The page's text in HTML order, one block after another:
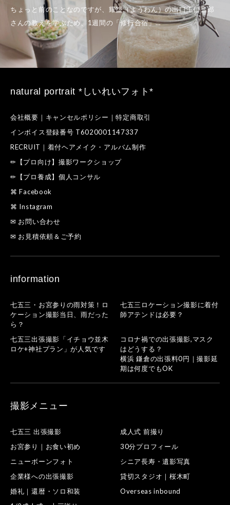
natural portrait *しいれいフォト*
会社概要｜キャンセルポリシー｜特定商取引
インボイス登録番号 T6020001147337
RECRUIT｜着付ヘアメイク・アルバム制作
✏【プロ向け】撮影ワークショップ
✏【プロ養成】個人コンサル
⌘ Facebook
⌘ Instagram
✉ お問い合わせ
✉ お見積依頼＆ご予約
information
七五三・お宮参りの雨対策！ロ
ケーション撮影当日、雨だった
ら？
七五三ロケーション撮影に着付
師アテンドは必要？
七五三出張撮影「イチョウ並木
ロケ+神社プラン」が人気です
コロナ禍での出張撮影,マスク
はどうする？
横浜 鎌倉の出張料0円｜撮影延
期は何度でもOK
撮影メニュー
七五三 出張撮影
成人式 前撮り
お宮参り｜お食い初め
30分プロフィール
ニューボーンフォト
シニア長寿・遺影写真
企業様への出張撮影
貸切スタジオ｜桜木町
婚礼｜還暦・ソロ和装
Overseas inbound